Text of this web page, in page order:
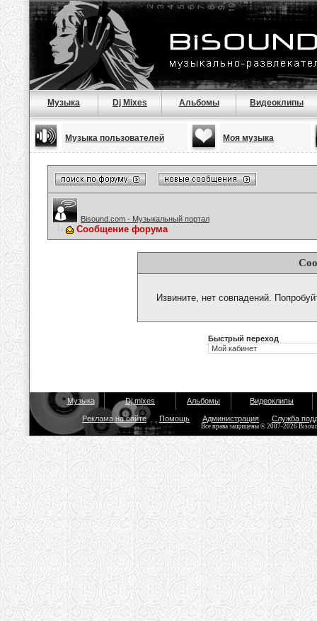
Музыка Dj Mixes Альбомы Видеоклипы
Музыка пользователей Моя музыка
Bisound.com - Музыкальный портал
Сообщение форума
Извините, нет совпадений.
Быстрый переход
Музыка Dj mixes Альбомы Видеоклипы
Реклама на сайте Помощь Администрация Служба
Все права защищены © 2007-2026